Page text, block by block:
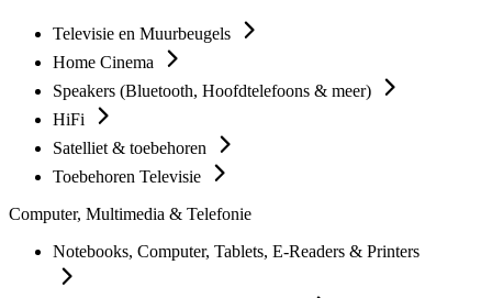
Televisie en Muurbeugels
Home Cinema
Speakers (Bluetooth, Hoofdtelefoons & meer)
HiFi
Satelliet & toebehoren
Toebehoren Televisie
Computer, Multimedia & Telefonie
Notebooks, Computer, Tablets, E-Readers & Printers